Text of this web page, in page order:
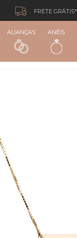
FRETE GRÁTIS*
ALIANÇAS ANÉIS